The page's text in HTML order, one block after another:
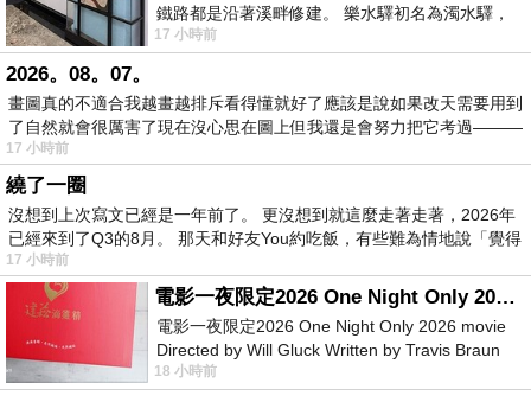
鐵路都是沿著溪畔修建。 樂水驛初名為濁水驛，
但因與臺鐵集集線車站同名，於1953
17 小時前
2026。08。07。
畫圖真的不適合我越畫越排斥看得懂就好了應該是說如果改天需要用到
了自然就會很厲害了現在沒心思在圖上但我還是會努力把它考過———
17 小時前
繞了一圈
沒想到上次寫文已經是一年前了。 更沒想到就這麼走著走著，2026年
已經來到了Q3的8月。 那天和好友You約吃飯，有些難為情地說「覺得
17 小時前
電影一夜限定2026 One Night Only 2026 movie
電影一夜限定2026 One Night Only 2026 movie
Directed by Will Gluck Written by Travis Braun
Starring Monica Barbaro
18 小時前